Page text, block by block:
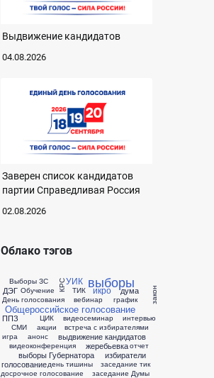
Выдвижение кандидатов
04.08.2026
Заверен список кандидатов
партии Справедливая Россия
02.08.2026
Облако тэгов
Выборы ЗС
ДЭГ
День голосования
КРС
Обучение
Общероссийское голосование
ППЗ
СМИ
ТИК
УИК
ЦИК
акции
анонс
вебинар
видеоконференция
видеосеминар
встреча с избирателями
выборы
выборы Губернатора
выдвижение кандидатов
голосование
график
день тишины
досрочное голосование
дума
жеребьевка
закон
заседание Думы
заседание тик
игра
избиратели
икро
интервью
отчет